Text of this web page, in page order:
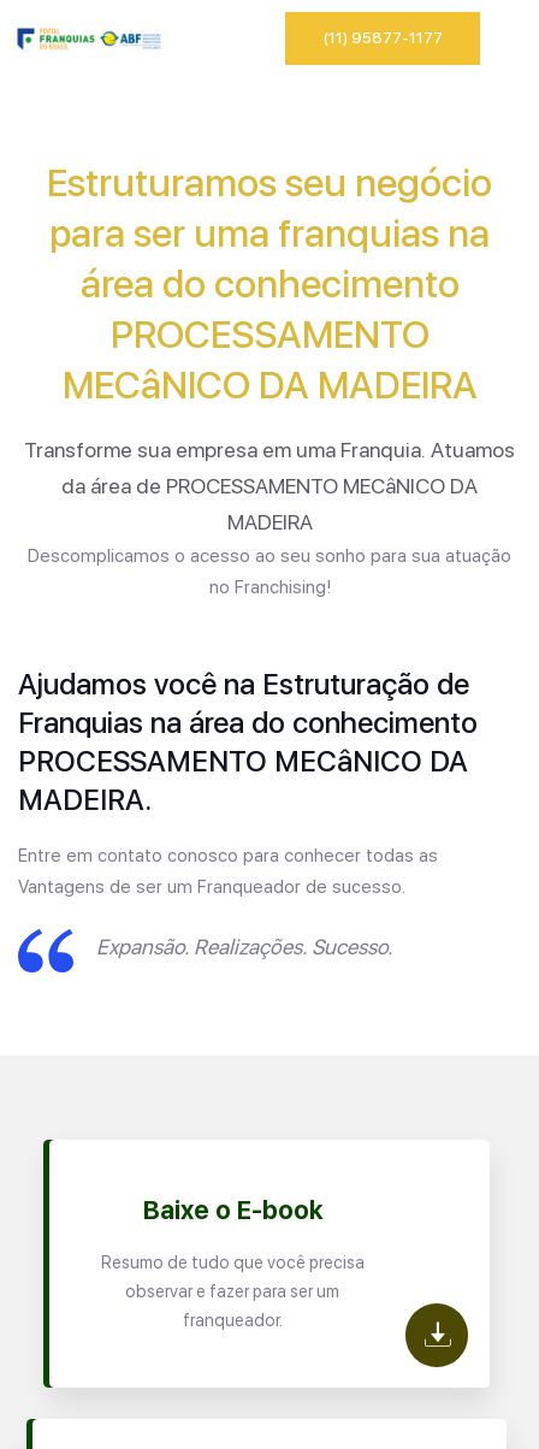
(11) 95877-1177
Estruturamos seu negócio
para ser uma franquias na
área do conhecimento
PROCESSAMENTO
MECâNICO DA MADEIRA
Transforme sua empresa em uma Franquia. Atuamos
da área de PROCESSAMENTO MECâNICO DA
MADEIRA
Descomplicamos o acesso ao seu sonho para sua atuação
no Franchising!
Ajudamos você na Estruturação de
Franquias na área do conhecimento
PROCESSAMENTO MECâNICO DA
MADEIRA.
Entre em contato conosco para conhecer todas as
Vantagens de ser um Franqueador de sucesso.
Expansão. Realizações. Sucesso.
Baixe o E-book
Resumo de tudo que você precisa
observar e fazer para ser um
franqueador.